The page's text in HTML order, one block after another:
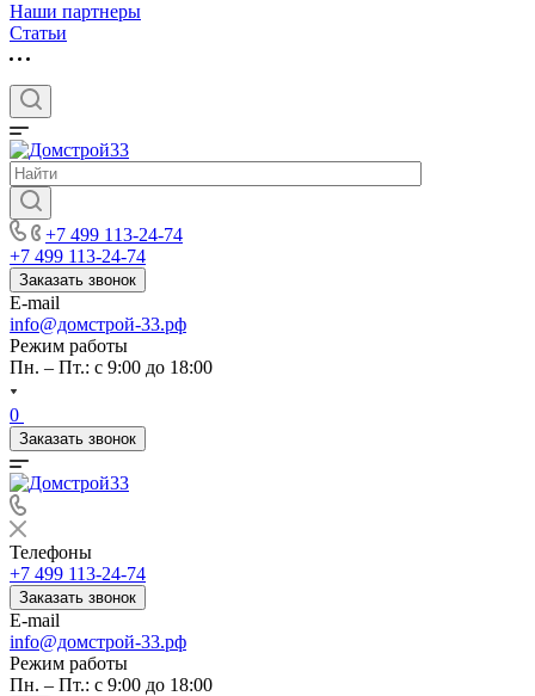
Наши партнеры
Статьи
+7 499 113-24-74
+7 499 113-24-74
Заказать звонок
E-mail
info@домстрой-33.рф
Режим работы
Пн. – Пт.: с 9:00 до 18:00
0
Заказать звонок
Телефоны
+7 499 113-24-74
Заказать звонок
E-mail
info@домстрой-33.рф
Режим работы
Пн. – Пт.: с 9:00 до 18:00